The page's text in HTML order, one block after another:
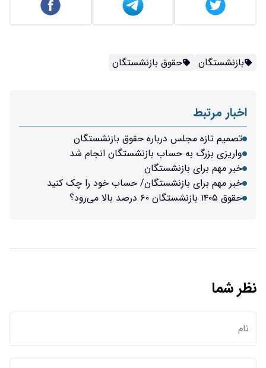
بازنشستگان حقوق بازنشستگان
اخبار مرتبط
تصمیم تازه مجلس درباره حقوق بازنشستگان
واریزی بزرگ به حساب بازنشستگان انجام شد
خبر مهم برای بازنشستگان
خبر مهم برای بازنشستگان/ حساب خود را چک کنید
حقوق ۱۴۰۵ بازنشستگان ۶۰ درصد بالا می‌رود؟
نظر شما